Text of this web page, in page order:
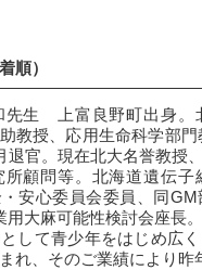
順）
先生 上富良野町出身。
教授、応用生命科学部
退官。現在北大名誉教授
顧問等。北海道遺伝子
安心委員会委員、同
用大麻可能性検討会座長
して青少年をはじめ広
れ、そのご業績により昨